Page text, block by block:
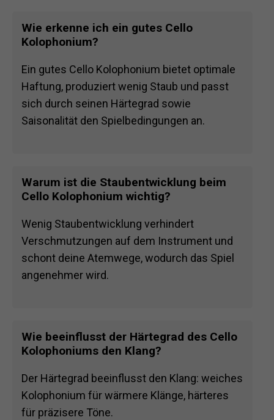
Wie erkenne ich ein gutes Cello
Kolophonium?
Ein gutes Cello Kolophonium bietet optimale
Haftung, produziert wenig Staub und passt
sich durch seinen Härtegrad sowie
Saisonalität den Spielbedingungen an.
Warum ist die Staubentwicklung beim
Cello Kolophonium wichtig?
Wenig Staubentwicklung verhindert
Verschmutzungen auf dem Instrument und
schont deine Atemwege, wodurch das Spiel
angenehmer wird.
Wie beeinflusst der Härtegrad des Cello
Kolophoniums den Klang?
Der Härtegrad beeinflusst den Klang: weiches
Kolophonium für wärmere Klänge, härteres
für präzisere Töne.